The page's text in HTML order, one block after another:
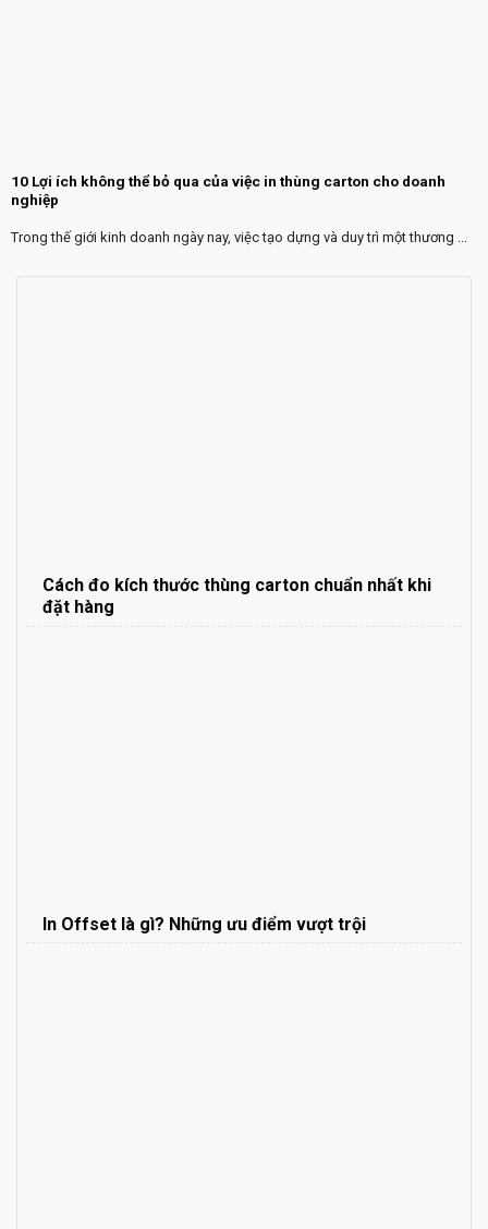
10 Lợi ích không thể bỏ qua của việc in thùng carton cho doanh
nghiệp
Trong thế giới kinh doanh ngày nay, việc tạo dựng và duy trì một thương ...
Cách đo kích thước thùng carton chuẩn nhất khi
đặt hàng
In Offset là gì? Những ưu điểm vượt trội